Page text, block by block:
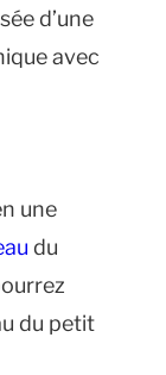
d’une
avec
une
du
du petit